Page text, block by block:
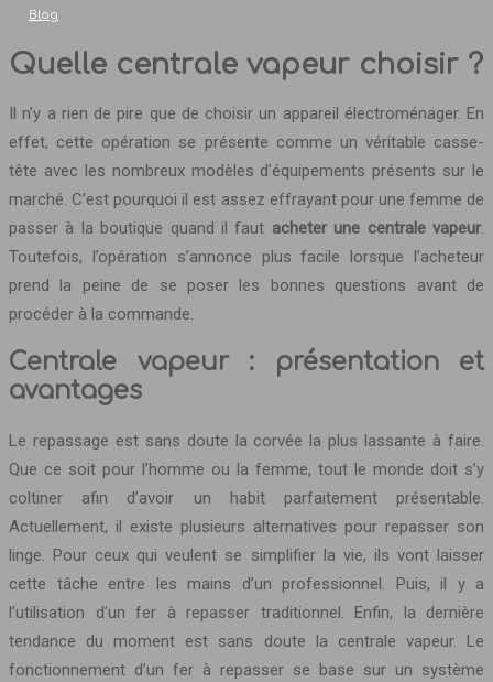
Blog
Quelle centrale vapeur choisir ?
Il n’y a rien de pire que de choisir un appareil électroménager. En
effet, cette opération se présente comme un véritable casse-
tête avec les nombreux modèles d’équipements présents sur le
marché. C’est pourquoi il est assez effrayant pour une femme de
passer à la boutique quand il faut acheter une centrale vapeur.
Toutefois, l’opération s’annonce plus facile lorsque l’acheteur
prend la peine de se poser les bonnes questions avant de
procéder à la commande.
Centrale vapeur : présentation et
avantages
Le repassage est sans doute la corvée la plus lassante à faire.
Que ce soit pour l’homme ou la femme, tout le monde doit s’y
coltiner afin d’avoir un habit parfaitement présentable.
Actuellement, il existe plusieurs alternatives pour repasser son
linge. Pour ceux qui veulent se simplifier la vie, ils vont laisser
cette tâche entre les mains d’un professionnel. Puis, il y a
l’utilisation d’un fer à repasser traditionnel. Enfin, la dernière
tendance du moment est sans doute la centrale vapeur. Le
fonctionnement d’un fer à repasser se base sur un système